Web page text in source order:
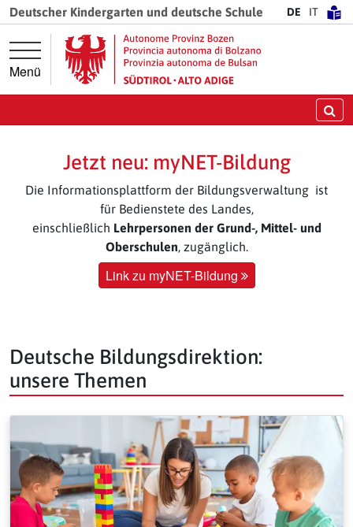
Springe direkt zur Hauptnavigation
Springe direkt zum Inhalt
Deutscher Kindergarten und deutsche Schule DE IT
Menü
Jetzt neu: myNET-Bildung
Die Informationsplattform der Bildungsverwaltung ist
für Bedienstete des Landes,
einschließlich Lehrpersonen der Grund-, Mittel- und
Oberschulen, zugänglich.
Link zu myNET-Bildung
Deutsche Bildungsdirektion:
unsere Themen